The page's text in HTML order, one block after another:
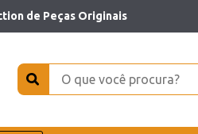
de Peças Originais